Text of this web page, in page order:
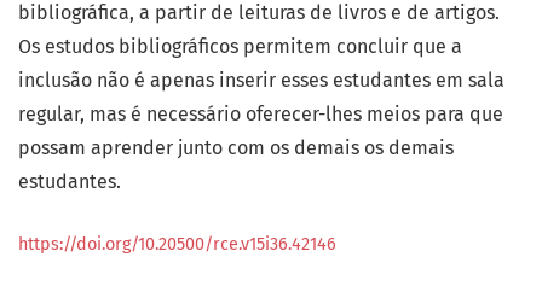
bibliográfica, a partir de leituras de livros e de artigos.
Os estudos bibliográficos permitem concluir que a
inclusão não é apenas inserir esses estudantes em sala
regular, mas é necessário oferecer-lhes meios para que
possam aprender junto com os demais os demais
estudantes.
https://doi.org/10.20500/rce.v15i36.42146